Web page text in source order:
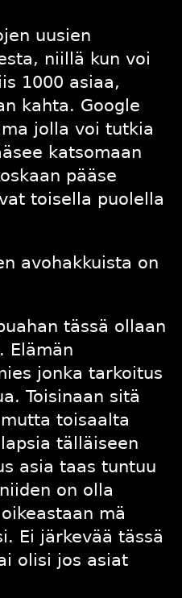
uusien
niillä kun voi
1000 asiaa,
kahta. Google
jolla voi tutkia
katsomaan
pääse
toisella puolella
avohakkuista on
tässä ollaan
Elämän
jonka tarkoitus
Toisinaan sitä
toisaalta
tälläiseen
asia taas tuntuu
on olla
mä
Ei järkevää tässä
olisi jos asiat